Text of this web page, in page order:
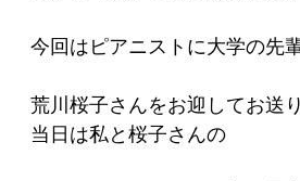
今回はピアニストに大学の先
荒川桜子さんをお迎してお送
当日は私と桜子さんの